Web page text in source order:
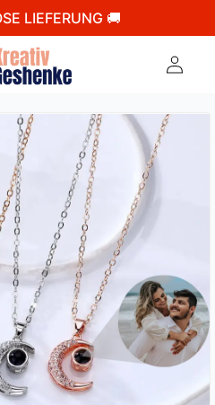
LIEFERUNG 🚚